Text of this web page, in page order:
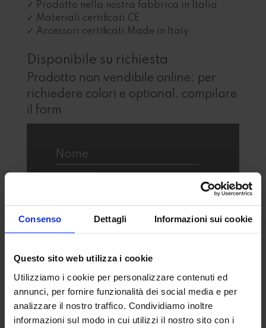
Consenso Dettagli Informazioni sui cookie
Questo sito web utilizza i cookie
Utilizziamo i cookie per personalizzare contenuti ed
annunci, per fornire funzionalità dei social media e per
analizzare il nostro traffico. Condividiamo inoltre
informazioni sul modo in cui utilizzi il nostro sito con i
Prodotto nella nostra fabbrica in Italia
Materiali certificati CE
Accessori certificati Made in Italy
Disponibile su richiesta
Prodotto non vendibile online: per
richiedere colori e optional, compilare
il form